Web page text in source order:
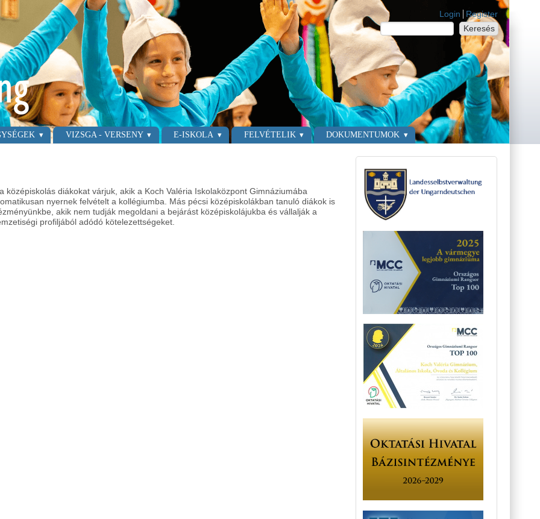
Login links
Login Register
Keresés űrlap
Keresés
VIZSGA - VERSENY E-ISKOLA FELVÉTELIK DOKUMENTUMOK
középiskolás diákokat várjuk, akik a Koch Valéria Iskolaközpont Gimnáziumába
nyernek felvételt a kollégiumba. Más pécsi középiskolákban tanuló diákok is
akik nem tudják megoldani a bejárást középiskolájukba és vállalják a
profiljából adódó kötelezettségeket.